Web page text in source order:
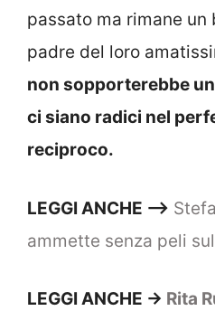
passato ma rimane un
padre del loro
non sopporterebbe
ci siano radici nel
reciproco.
LEGGI ANCHE –>
ammette senza peli
LEGGI ANCHE -> Rita